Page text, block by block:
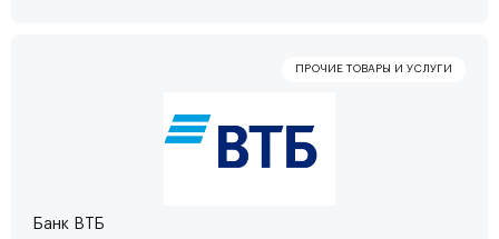
Банк ВТБ